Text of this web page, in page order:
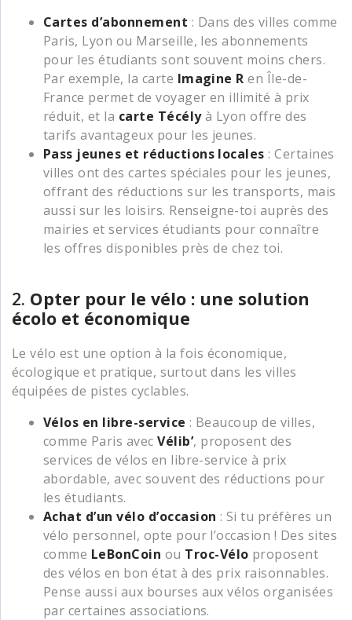
Cartes d’abonnement : Dans des villes comme
Paris, Lyon ou Marseille, les abonnements
pour les étudiants sont souvent moins chers.
Par exemple, la carte Imagine R en Île-de-
France permet de voyager en illimité à prix
réduit, et la carte Técélyà Lyon offre des
tarifs avantageux pour les jeunes.
Pass jeunes et réductions locales : Certaines
villes ont des cartes spéciales pour les jeunes,
offrant des réductions sur les transports, mais
aussi sur les loisirs. Renseigne-toi auprès des
mairies et services étudiants pour connaître
les offres disponibles près de chez toi.
2. Opter pour le vélo : une solution
écolo et économique
Le vélo est une option à la fois économique,
écologique et pratique, surtout dans les villes
équipées de pistes cyclables.
Vélos en libre-service : Beaucoup de villes,
comme Paris avecVélib’, proposent des
services de vélos en libre-service à prix
abordable, avec souvent des réductions pour
les étudiants.
Achat d’un vélo d’occasion : Si tu préfères un
vélo personnel, opte pour l’occasion ! Des sites
comme LeBonCoin ou Troc-Vélo proposent
des vélos en bon état à des prix raisonnables.
Pense aussi aux bourses aux vélos organisées
par certaines associations.